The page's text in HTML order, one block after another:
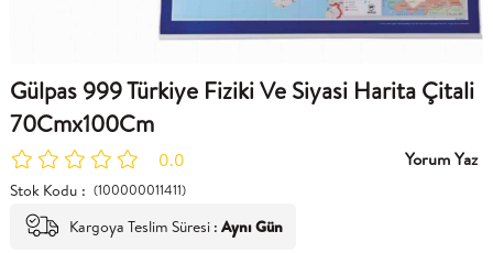
Gülpas 999 Türkiye Fiziki Ve Siyasi Harita Çitali
70Cmx100Cm
0.0 Yorum Yaz
Stok Kodu (100000011411)
Kargoya Teslim Süresi : Aynı Gün